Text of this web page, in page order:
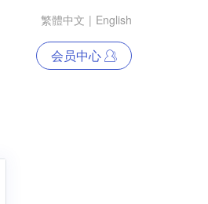
繁體中文 | English
会员中心